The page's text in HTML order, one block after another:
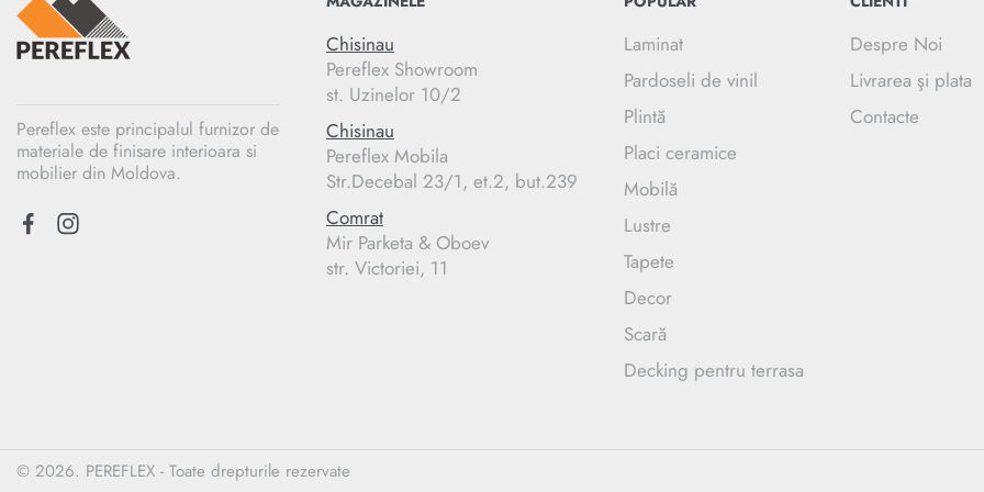
Pereflex este principalul furnizor de
materiale de finisare interioara si
mobilier din Moldova.
Chisinau
Pereflex Showroom
st. Uzinelor 10/2
Chisinau
Pereflex Mobila
Str.Decebal 23/1, et.2, but.239
Comrat
Mir Parketa & Oboev
str. Victoriei, 11
Laminat
Pardoseli de vinil
Plintă
Placi ceramice
Mobilă
Lustre
Tapete
Decor
Scară
Decking pentru terrasa
Despre Noi
Livrarea şi plata
Contacte
© 2026. PEREFLEX - Toate drepturile rezervate